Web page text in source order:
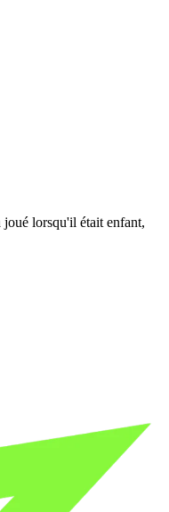
joué lorsqu'il était enfant,